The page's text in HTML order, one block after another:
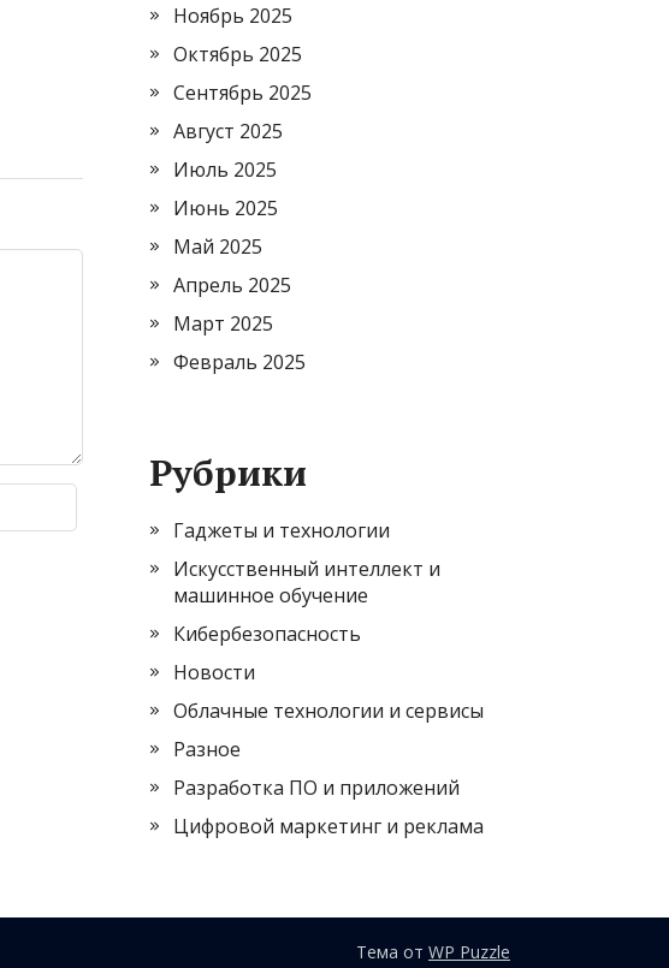
Ноябрь 2025
Октябрь 2025
Сентябрь 2025
Август 2025
Июль 2025
Июнь 2025
Май 2025
Апрель 2025
Март 2025
Февраль 2025
Рубрики
Гаджеты и технологии
Искусственный интеллект и
машинное обучение
Кибербезопасность
Новости
Облачные технологии и сервисы
Разное
Разработка ПО и приложений
Цифровой маркетинг и реклама
Тема от WP Puzzle